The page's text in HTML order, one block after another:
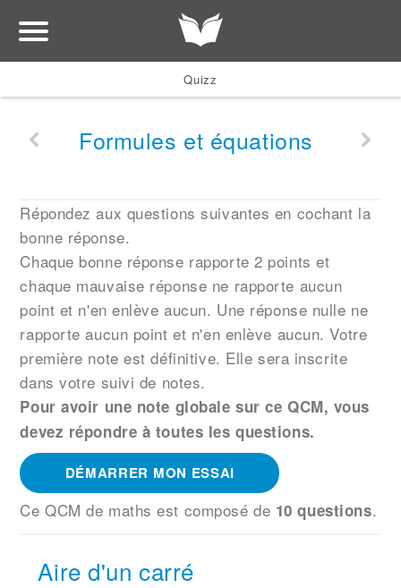
Quizz
Formules et équations
Répondez aux questions suivantes en cochant la
bonne réponse.
Chaque bonne réponse rapporte 2 points et
chaque mauvaise réponse ne rapporte aucun
point et n'en enlève aucun. Une réponse nulle ne
rapporte aucun point et n'en enlève aucun. Votre
première note est définitive. Elle sera inscrite
dans votre suivi de notes.
Pour avoir une note globale sur ce QCM, vous
devez répondre à toutes les questions.
DÉMARRER MON ESSAI
Ce QCM de mathsest composé de 10 questions.
Aire d'un carré